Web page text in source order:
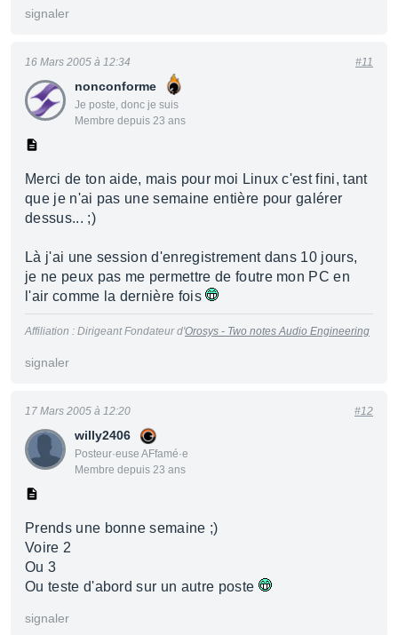
signaler
nonconforme
Je poste, donc je suis
Membre depuis 23 ans
16 Mars 2005 à 12:34 #11
Merci de ton aide, mais pour moi Linux c'est fini, tant
que je n'ai pas une semaine entière pour galérer
dessus... ;)
Là j'ai une session d'enregistrement dans 10 jours,
je ne peux pas me permettre de foutre mon PC en
l'air comme la dernière fois
Affiliation : Dirigeant Fondateur d'Orosys - Two notes Audio Engineering
signaler
willy2406
Posteur·euse AFfamé·e
Membre depuis 23 ans
17 Mars 2005 à 12:20 #12
Prends une bonne semaine ;)
Voire 2
Ou 3
Ou teste d'abord sur un autre poste
signaler